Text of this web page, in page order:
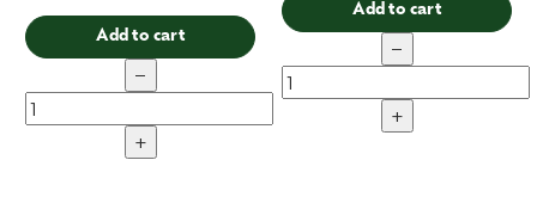
Add to cart
−
+
Add to cart
−
+